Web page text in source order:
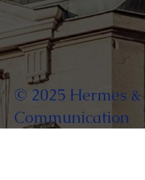
© 2025 Hermes
Communication